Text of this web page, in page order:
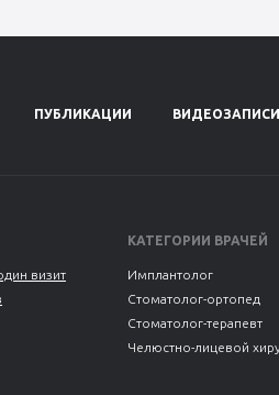
ПУБЛИКАЦИИ ВИДЕОЗАПИСИ
визит
КАТЕГОРИИ ВРАЧЕЙ
Имплантолог
Стоматолог-ортопед
Стоматолог-терапевт
Челюстно-лицевой